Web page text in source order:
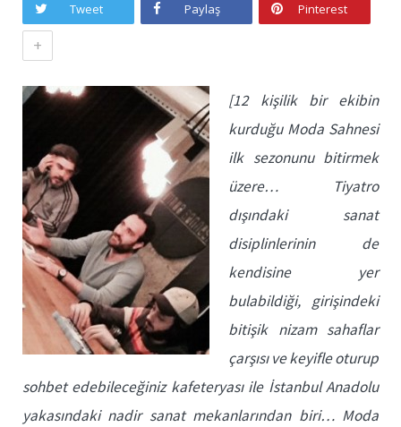
Tweet Paylaş Pinterest
+
[12 kişilik bir ekibin
kurduğu Moda Sahnesi
ilk sezonunu bitirmek
üzere… Tiyatro
dışındaki sanat
disiplinlerinin de
kendisine yer
bulabildiği, girişindeki
bitişik nizam sahaflar
çarşısı ve keyifle oturup
sohbet edebileceğiniz kafeteryası ile İstanbul Anadolu
yakasındaki nadir sanat mekanlarından biri… Moda